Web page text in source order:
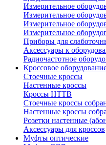
Измерительное
Измерительное
Измерительное
Измерительное
Приборы для
Аксессуары к
Радиочастотное
Кроссовое
Стоечные кроссы
Настенные кроссы
Кроссы HTTB
Стоечные кроссы
Настенные кроссы
Розетки настенные
Аксессуары для кроссов
Муфты оптические